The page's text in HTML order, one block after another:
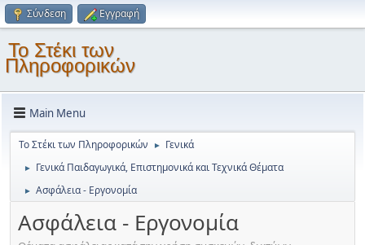
Σύνδεση Εγγραφή
Το Στέκι των
Πληροφορικών
Main Menu
Το Στέκι των Πληροφορικών ► Γενικά
► Γενικά Παιδαγωγικά, Επιστημονικά και Τεχνικά Θέματα
► Ασφάλεια - Εργονομία
Ασφάλεια - Εργονομία